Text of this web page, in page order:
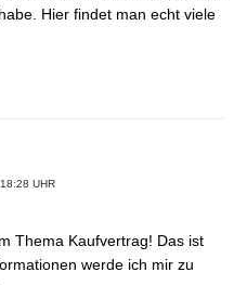
Hier findet man echt viele
UHR
Thema Kaufvertrag! Das ist
werde ich mir zu